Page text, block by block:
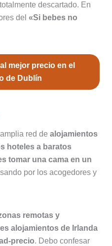
descartado. En
del «Si bebes no
mejor precio en el
de Dublín
red de alojamientos
hoteles a baratos
tomar una cama en un
por los acogedores y
remotas y
alojamientos de Irlanda
precio. Debo confesar